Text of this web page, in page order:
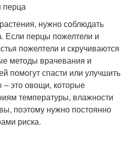
перца
нужно соблюдать
Если перцы пожелтели и
пожелтели и скручиваются
методы врачевания и
помогут спасти или улучшить
это овощи, которые
температуры, влажности
поэтому нужно постоянно
риска.